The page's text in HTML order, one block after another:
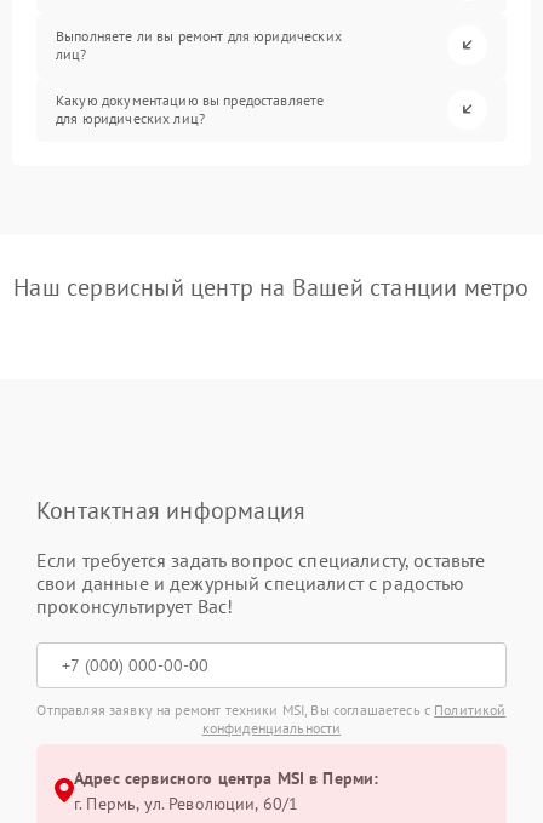
Выполняете ли вы ремонт для юридических
лиц?
Какую документацию вы предоставляете
для юридических лиц?
Наш сервисный центр на Вашей станции метро
Контактная информация
Если требуется задать вопрос специалисту, оставьте
свои данные и дежурный специалист с радостью
проконсультирует Вас!
Отправляя заявку на ремонт техники MSI, Вы соглашаетесь с Политикой
конфиденциальности
Адрес сервисного центра MSI в Перми:
г. Пермь, ул. ​Революции, 60/1